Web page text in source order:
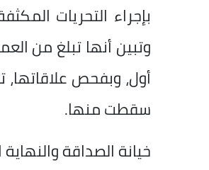
بإجراء التحريات
أول، وبفحص
سقطت منها.
خيانة الصداقة